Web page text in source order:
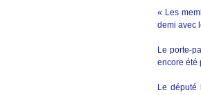
« Les
demi avec
Le porte-
encore été
Le député